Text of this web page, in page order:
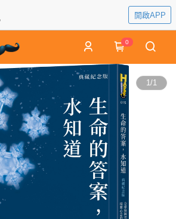
開啟APP
0
1/1